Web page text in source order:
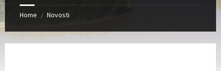
Home / Novosti